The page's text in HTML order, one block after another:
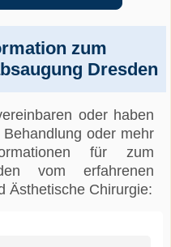
zum
Dresden
oder haben
oder mehr
für zum
vom erfahrenen
Ästhetische Chirurgie: